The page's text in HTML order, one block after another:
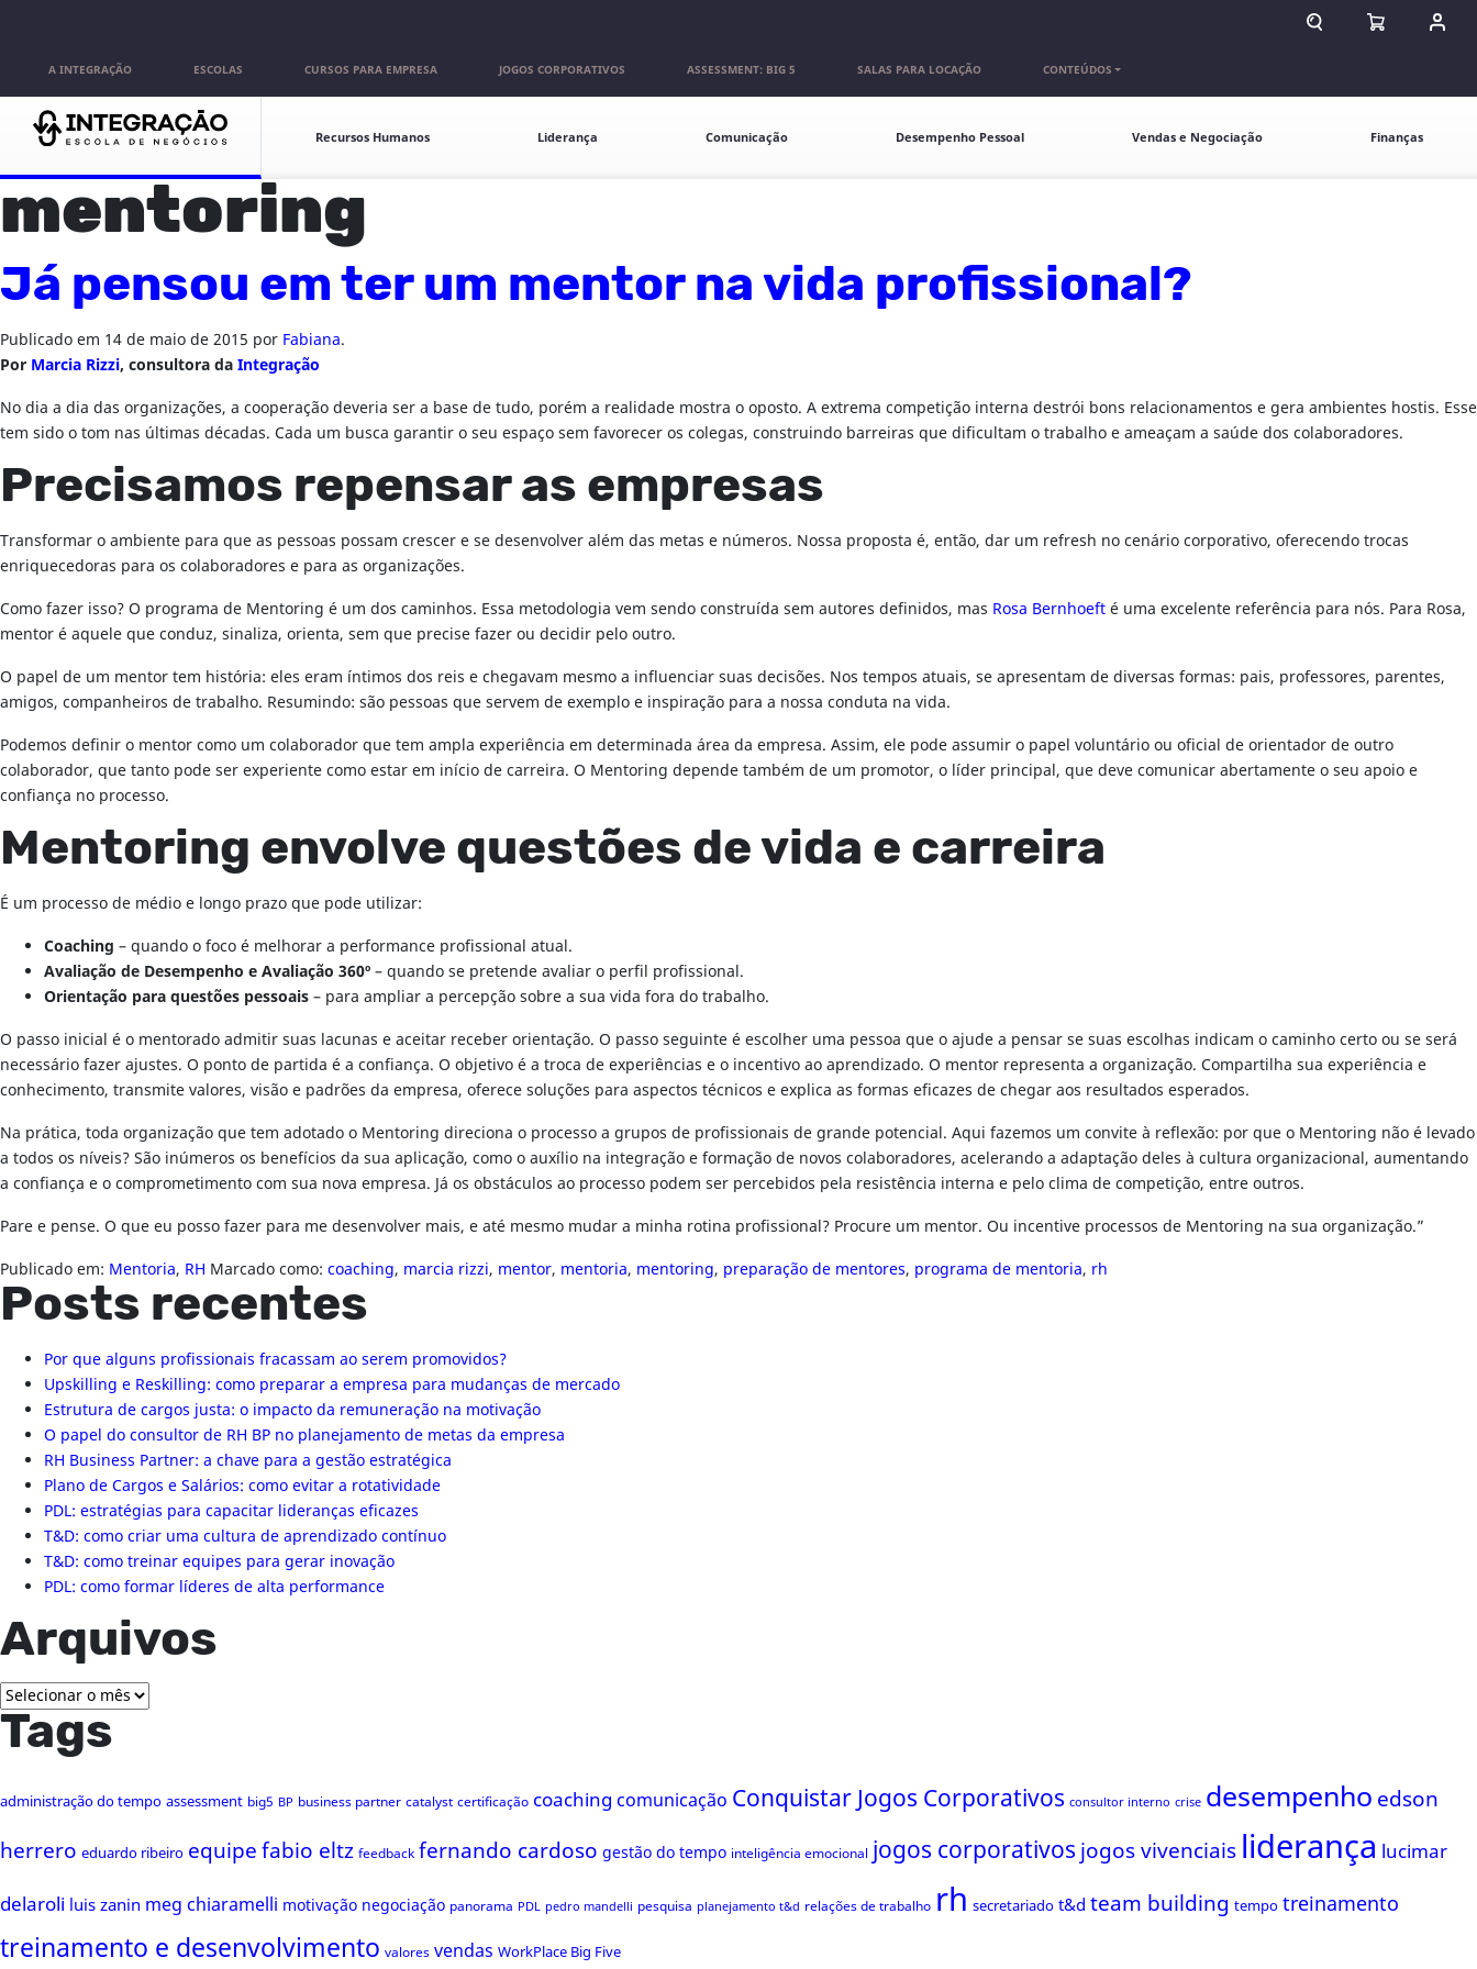
ABRIR CAMPO DE
ABRIR
A INTEGRAÇÃO ESCOLAS CURSOS PARA EMPRESA JOGOS CORPORATIVOS ASSESSMENT: BIG 5 SALAS PARA LOCAÇÃO CONTEÚDOS
Escolas
Recursos Humanos Liderança Comunicação Desempenho Pessoal Vendas e Negociação Finanças
mentoring
Já pensou em ter um mentor na vida profissional?
Publicado em 14 de maio de 2015 por Fabiana.
Por Marcia Rizzi, consultora daIntegração
No dia a dia das organizações, a cooperação deveria ser a base de tudo, porém a realidade mostra o oposto. A extrema competição interna destrói bons relacionamentos e gera ambientes hostis. Esse
tem sido o tom nas últimas décadas. Cada um busca garantir o seu espaço sem favorecer os colegas, construindo barreiras que dificultam o trabalho e ameaçam a saúde dos colaboradores.
Precisamos repensar as empresas
Transformar o ambiente para que as pessoas possam crescer e se desenvolver além das metas e números. Nossa proposta é, então, dar um refresh no cenário corporativo, oferecendo trocas
enriquecedoras para os colaboradores e para as organizações.
Como fazer isso? O programa de Mentoring é um dos caminhos. Essa metodologia vem sendo construída sem autores definidos, mas Rosa Bernhoefté uma excelente referência para nós. Para Rosa,
mentor é aquele que conduz, sinaliza, orienta, sem que precise fazer ou decidir pelo outro.
O papel de um mentor tem história: eles eram íntimos dos reis e chegavam mesmo a influenciar suas decisões. Nos tempos atuais, se apresentam de diversas formas: pais, professores, parentes,
amigos, companheiros de trabalho. Resumindo: são pessoas que servem de exemplo e inspiração para a nossa conduta na vida.
Podemos definir o mentor como um colaborador que tem ampla experiência em determinada área da empresa. Assim, ele pode assumir o papel voluntário ou oficial de orientador de outro
colaborador, que tanto pode ser experiente como estar em início de carreira. O Mentoring depende também de um promotor, o líder principal, que deve comunicar abertamente o seu apoio e
confiança no processo.
Mentoring envolve questões de vida e carreira
É um processo de médio e longo prazo que pode utilizar:
Coaching – quando o foco é melhorar a performance profissional atual.
Avaliação de Desempenho e Avaliação 360º– quando se pretende avaliar o perfil profissional.
Orientação para questões pessoais– para ampliar a percepção sobre a sua vida fora do trabalho.
O passo inicial é o mentorado admitir suas lacunas e aceitar receber orientação. O passo seguinte é escolher uma pessoa que o ajude a pensar se suas escolhas indicam o caminho certo ou se será
necessário fazer ajustes. O ponto de partida é a confiança. O objetivo é a troca de experiências e o incentivo ao aprendizado. O mentor representa a organização. Compartilha sua experiência e
conhecimento, transmite valores, visão e padrões da empresa, oferece soluções para aspectos técnicos e explica as formas eficazes de chegar aos resultados esperados.
Na prática, toda organização que tem adotado o Mentoring direciona o processo a grupos de profissionais de grande potencial. Aqui fazemos um convite à reflexão: por que o Mentoring não é levado
a todos os níveis? São inúmeros os benefícios da sua aplicação, como o auxílio na integração e formação de novos colaboradores, acelerando a adaptação deles à cultura organizacional, aumentando
a confiança e o comprometimento com sua nova empresa. Já os obstáculos ao processo podem ser percebidos pela resistência interna e pelo clima de competição, entre outros.
Pare e pense. O que eu posso fazer para me desenvolver mais, e até mesmo mudar a minha rotina profissional? Procure um mentor. Ou incentive processos de Mentoring na sua organização.”
Publicado em: Mentoria, RH Marcado como: coaching, marcia rizzi, mentor, mentoria, mentoring, preparação de mentores, programa de mentoria, rh
Posts recentes
Por que alguns profissionais fracassam ao serem promovidos?
Upskilling e Reskilling: como preparar a empresa para mudanças de mercado
Estrutura de cargos justa: o impacto da remuneração na motivação
O papel do consultor de RH BP no planejamento de metas da empresa
RH Business Partner: a chave para a gestão estratégica
Plano de Cargos e Salários: como evitar a rotatividade
PDL: estratégias para capacitar lideranças eficazes
T&D: como criar uma cultura de aprendizado contínuo
T&D: como treinar equipes para gerar inovação
PDL: como formar líderes de alta performance
Arquivos
Arquivos
Tags
administração do tempo assessment big5 BP business partner catalyst certificação coaching comunicação Conquistar Jogos Corporativos consultor interno crise desempenho edson
herrero eduardo ribeiro equipefabio eltz feedback fernando cardoso gestão do tempo inteligência emocional jogos corporativos jogos vivenciais liderança lucimar
delaroli luis zanin meg chiaramelli motivação negociação panorama PDL pedro mandelli pesquisa planejamento t&d relações de trabalho rh secretariado t&d team building tempo treinamento
treinamento e desenvolvimento valores vendas WorkPlace Big Five